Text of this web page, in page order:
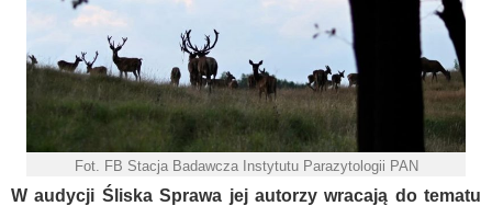
Fot. FB Stacja Badawcza Instytutu Parazytologii PAN
W audycji Śliska Sprawa jej autorzy wracają do tematu